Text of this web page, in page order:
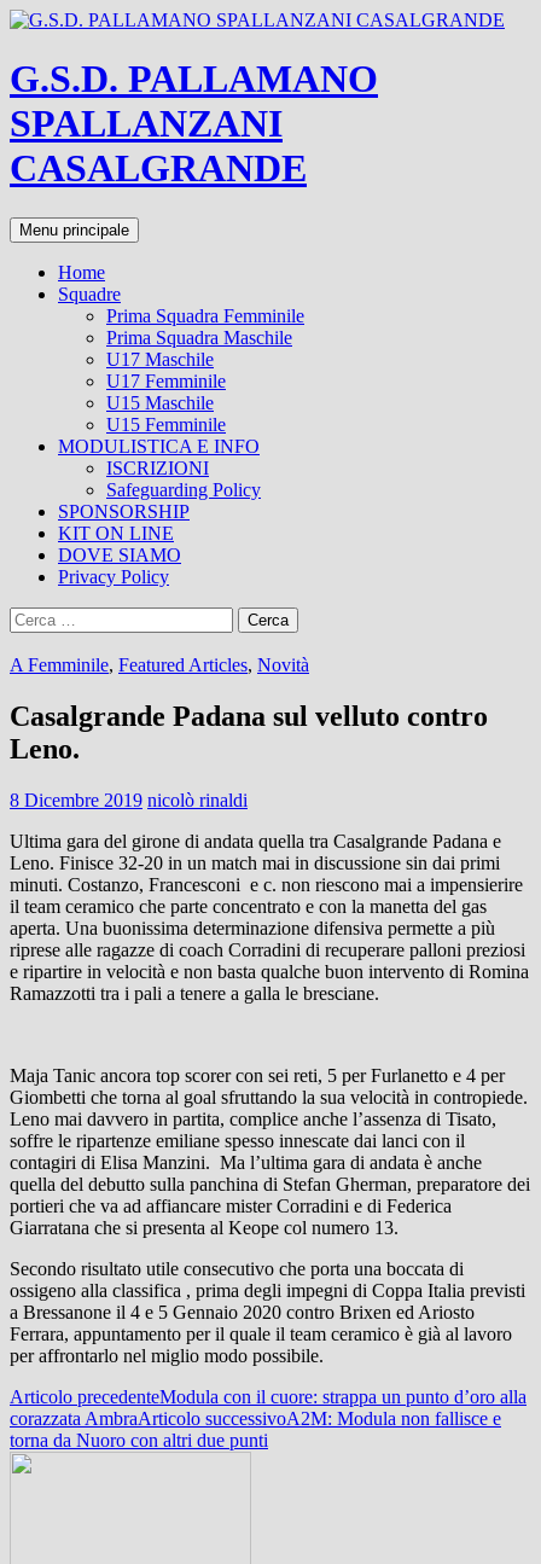
Vai
contenuto
G.S.D. PALLAMANO
SPALLANZANI
CASALGRANDE
Cerca
Menu principale
Home
Squadre
Prima Squadra Femminile
Prima Squadra Maschile
U17 Maschile
U17 Femminile
U15 Maschile
U15 Femminile
MODULISTICA E INFO
ISCRIZIONI
Safeguarding Policy
SPONSORSHIP
KIT ON LINE
DOVE SIAMO
Privacy Policy
Ricerca
per:
A Femminile, Featured Articles, Novità
Casalgrande Padana sul velluto contro
Leno.
8 Dicembre 2019 nicolò rinaldi
Ultima gara del girone di andata quella tra Casalgrande Padana e
Leno. Finisce 32-20 in un match mai in discussione sin dai primi
minuti. Costanzo, Francesconi e c. non riescono mai a impensierire
il team ceramico che parte concentrato e con la manetta del gas
aperta. Una buonissima determinazione difensiva permette a più
riprese alle ragazze di coach Corradini di recuperare palloni preziosi
e ripartire in velocità e non basta qualche buon intervento di Romina
Ramazzotti tra i pali a tenere a galla le bresciane.
Maja Tanic ancora top scorer con sei reti, 5 per Furlanetto e 4 per
Giombetti che torna al goal sfruttando la sua velocità in contropiede.
Leno mai davvero in partita, complice anche l’assenza di Tisato,
soffre le ripartenze emiliane spesso innescate dai lanci con il
contagiri di Elisa Manzini. Ma l’ultima gara di andata è anche
quella del debutto sulla panchina di Stefan Gherman, preparatore dei
portieri che va ad affiancare mister Corradini e di Federica
Giarratana che si presenta al Keope col numero 13.
Secondo risultato utile consecutivo che porta una boccata di
ossigeno alla classifica , prima degli impegni di Coppa Italia previsti
a Bressanone il 4 e 5 Gennaio 2020 contro Brixen ed Ariosto
Ferrara, appuntamento per il quale il team ceramico è già al lavoro
per affrontarlo nel miglio modo possibile.
Navigazione
articolo
Articolo precedenteModula con il cuore: strappa un punto d’oro alla
corazzata AmbraArticolo successivoA2M: Modula non fallisce e
torna da Nuoro con altri due punti